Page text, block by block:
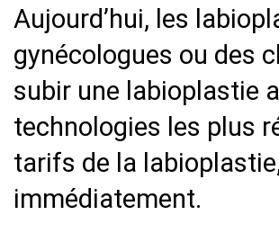
Aujourd’hui, les
gynécologues ou des
subir une labioplastie
technologies les plus
tarifs de la
immédiatement.